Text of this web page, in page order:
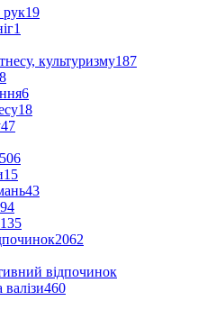
рук19
1
культуризму187
8
6
18
47
506
15
43
135
2062
відпочинок
460